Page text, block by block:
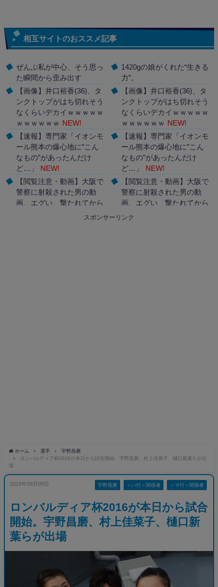
相互サイトのおススメ記事
ぜんぶ私が中心、そう思っ
た瞬間から歪み出す
【画像】井口裕香(36)、タ
ンクトップがはち切れそう
なくらいデカイｗｗｗｗｗ
ｗｗｗｗｗｗ NEW!
【速報】専門家「イオンモ
ール熊本の爆心地に”こん
なもの”があったんだけ
ど…」
NEW!
【閲覧注意・動画】大阪で
警察に射殺された男の動
画、エグい 撃たれてから
叫びながら苦しみもがいて
1420gの娘がくれた“生きる
力”。
【画像】井口裕香(36)、タ
ンクトップがはち切れそう
なくらいデカイｗｗｗｗｗ
ｗｗｗｗｗｗ NEW!
【速報】専門家「イオンモ
ール熊本の爆心地に”こん
なもの”があったんだけ
ど…」
NEW!
【閲覧注意・動画】大阪で
警察に射殺された男の動
画、エグい 撃たれてから
叫びながら苦しみもがいて
スポンサーリンク
ホーム 選手
宇野昌磨
ロンバルディア杯2016が本日から試合開始。宇野昌磨、村上佳菜子、樋口新葉らが出
場
2016年09月09日 宇野昌磨 ＜ハ行＞関係者 ＜マ行＞関係者
ロンバルディア杯2016が本日から試合
開始。宇野昌磨、村上佳菜子、樋口新
葉らが出場